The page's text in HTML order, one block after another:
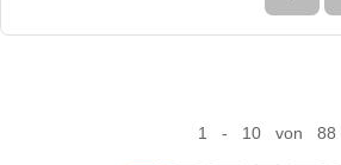
1 - 10 von 88